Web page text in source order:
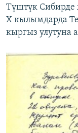
Түштүк Сибирде
X кылымдарда
кыргыз улутуна